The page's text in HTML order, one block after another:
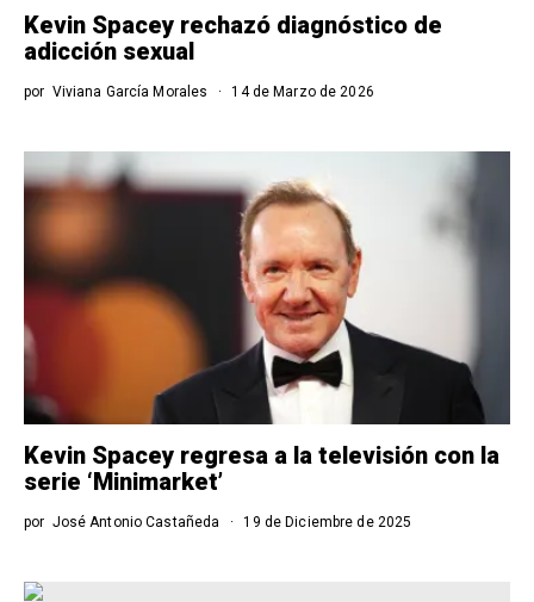
Kevin Spacey rechazó diagnóstico de
adicción sexual
por Viviana García Morales 14 de Marzo de 2026
Kevin Spacey regresa a la televisión con la
serie ‘Minimarket’
por José Antonio Castañeda 19 de Diciembre de 2025